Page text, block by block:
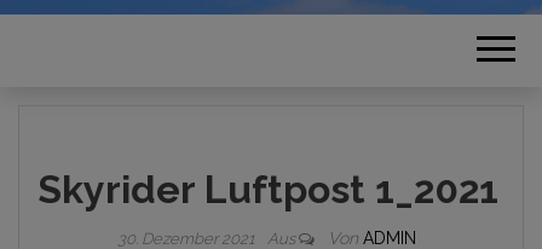
Skyrider Luftpost 1_2021
30. Dezember 2021 Aus Von ADMIN